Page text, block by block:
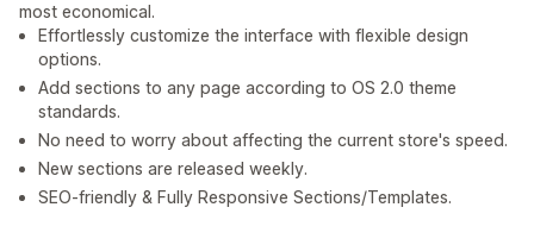
most economical.
Effortlessly customize the interface with flexible design
options.
Add sections to any page according to OS 2.0 theme
standards.
No need to worry about affecting the current store's speed.
New sections are released weekly.
SEO-friendly & Fully Responsive Sections/Templates.